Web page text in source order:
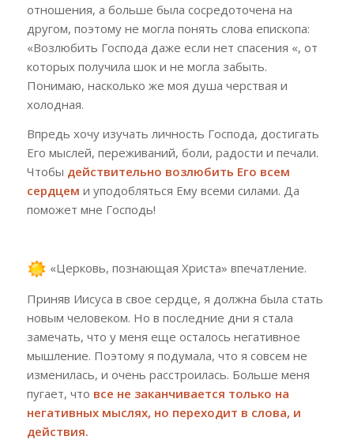
отношения, а больше была сосредоточена на
другом, поэтому не могла понять слова епископа:
«Возлюбить Господа даже если нет спасения «, от
которых получила шок и не могла забыть.
Понимаю, насколько же моя душа черствая и
холодная.
Впредь хочу изучать личность Господа, достигать
Его мыслей, переживаний, боли, радости и печали.
Чтобы действительно возлюбить Его всем
сердцем и уподобляться Ему всеми силами. Да
поможет мне Господь!
«Церковь, познающая Христа» впечатление.
Приняв Иисуса в свое сердце, я должна была стать
новым человеком. Но в последние дни я стала
замечать, что у меня еще осталось негативное
мышление. Поэтому я подумала, что я совсем не
изменилась, и очень расстроилась. Больше меня
пугает, что все не заканчивается только на
негативных мыслях, но переходит в слова, и
действия.